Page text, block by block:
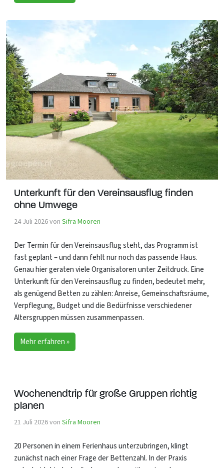
Unterkunft für den Vereinsausflug finden
ohne Umwege
24 Juli 2026von Sifra Mooren
Der Termin für den Vereinsausflug steht, das Programm ist
fast geplant – und dann fehlt nur noch das passende Haus.
Genau hier geraten viele Organisatoren unter Zeitdruck. Eine
Unterkunft für den Vereinsausflug zu finden, bedeutet mehr,
als genügend Betten zu zählen: Anreise, Gemeinschaftsräume,
Verpflegung, Budget und die Bedürfnisse verschiedener
Altersgruppen müssen zusammenpassen.
Mehr erfahren »
Wochenendtrip für große Gruppen richtig
planen
21 Juli 2026von Sifra Mooren
20 Personen in einem Ferienhaus unterzubringen, klingt
zunächst nach einer Frage der Bettenzahl. In der Praxis